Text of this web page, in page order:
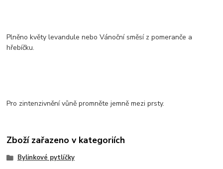
Plněno květy levandule nebo Vánoční směsí z pomeranče a
hřebíčku.
Pro zintenzivnění vůně promněte jemně mezi prsty.
Zboží zařazeno v kategoriích
Bylinkové pytlíčky